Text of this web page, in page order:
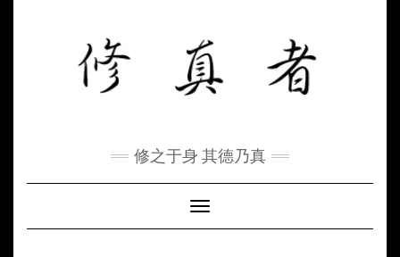
修之于身 其德乃真
Toggle Navigation